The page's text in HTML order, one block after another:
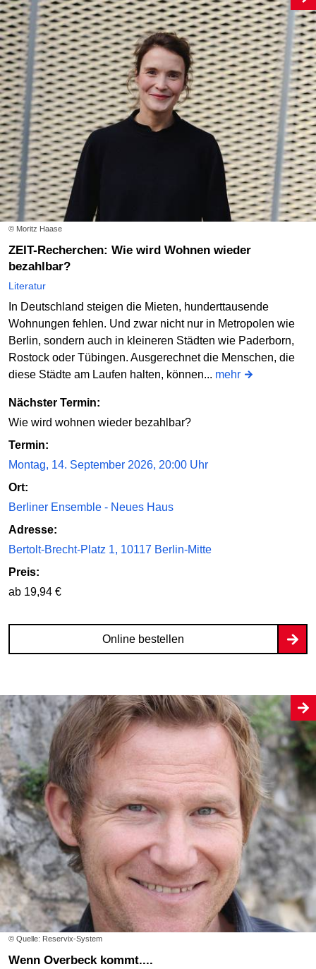
© Moritz Haase
ZEIT-Recherchen: Wie wird Wohnen wieder
bezahlbar?
Literatur
In Deutschland steigen die Mieten, hunderttausende
Wohnungen fehlen. Und zwar nicht nur in Metropolen wie
Berlin, sondern auch in kleineren Städten wie Paderborn,
Rostock oder Tübingen. Ausgerechnet die Menschen, die
diese Städte am Laufen halten, können... mehr
Nächster Termin:
Wie wird wohnen wieder bezahlbar?
Termin:
Montag, 14. September 2026, 20:00 Uhr
Ort:
Berliner Ensemble - Neues Haus
Adresse:
Bertolt-Brecht-Platz 1, 10117 Berlin-Mitte
Preis:
ab 19,94 €
Online bestellen
© Quelle: Reservix-System
Wenn Overbeck kommt....